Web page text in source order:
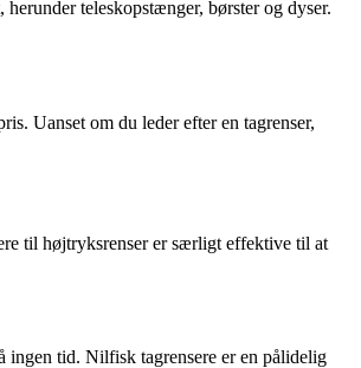
teleskopstænger, børster og dyser.
Uanset om du leder efter en tagrenser,
til højtryksrenser er særligt effektive til at
ingen tid. Nilfisk tagrensere er en pålidelig